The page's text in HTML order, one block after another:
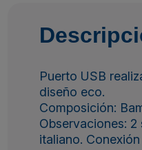
Puerto USB
diseño eco.
Composición:
Observaciones:
italiano.